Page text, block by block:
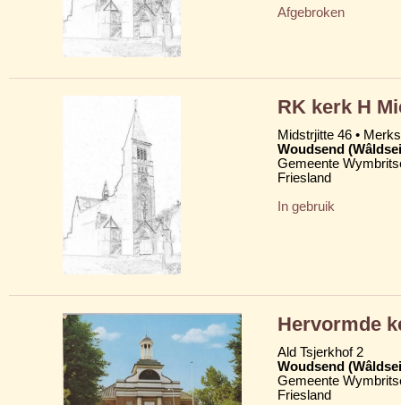
Afgebroken
RK kerk H
Midstrjitte 46 •
Woudsend
Gemeente
Friesland
In gebruik
Hervormde
Ald Tsjerkhof 2
Woudsend
Gemeente
Friesland